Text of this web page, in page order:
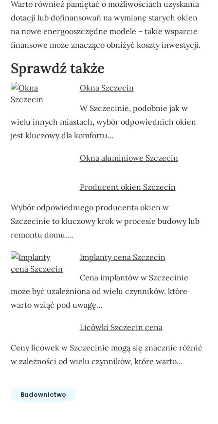
Warto również pamiętać o możliwościach uzyskania
dotacji lub dofinansowań na wymianę starych okien
na nowe energooszczędne modele – takie wsparcie
finansowe może znacząco obniżyć koszty inwestycji.
Sprawdź także
Okna Szczecin
W Szczecinie, podobnie jak w
wielu innych miastach, wybór odpowiednich okien
jest kluczowy dla komfortu…
Okna aluminiowe Szczecin
Producent okien Szczecin
Wybór odpowiedniego producenta okien w
Szczecinie to kluczowy krok w procesie budowy lub
remontu domu.…
Implanty cena Szczecin
Cena implantów w Szczecinie
może być uzależniona od wielu czynników, które
warto wziąć pod uwagę…
Licówki Szczecin cena
Ceny licówek w Szczecinie mogą się znacznie różnić
w zależności od wielu czynników, które warto…
Budownictwo